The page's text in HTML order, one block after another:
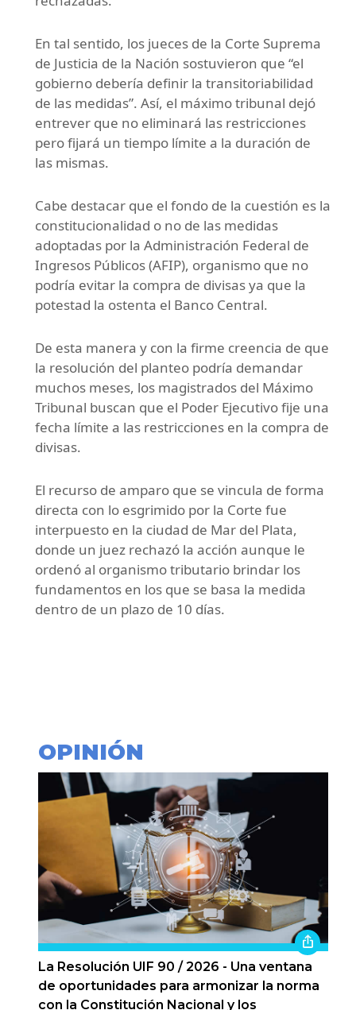
En tal sentido, los jueces de la Corte Suprema
de Justicia de la Nación sostuvieron que “el
gobierno debería definir la transitoriabilidad
de las medidas”. Así, el máximo tribunal dejó
entrever que no eliminará las restricciones
pero fijará un tiempo límite a la duración de
las mismas.
Cabe destacar que el fondo de la cuestión es la
constitucionalidad o no de las medidas
adoptadas por la Administración Federal de
Ingresos Públicos (AFIP), organismo que no
podría evitar la compra de divisas ya que la
potestad la ostenta el Banco Central.
De esta manera y con la firme creencia de que
la resolución del planteo podría demandar
muchos meses, los magistrados del Máximo
Tribunal buscan que el Poder Ejecutivo fije una
fecha límite a las restricciones en la compra de
divisas.
El recurso de amparo que se vincula de forma
directa con lo esgrimido por la Corte fue
interpuesto en la ciudad de Mar del Plata,
donde un juez rechazó la acción aunque le
ordenó al organismo tributario brindar los
fundamentos en los que se basa la medida
dentro de un plazo de 10 días.
OPINIÓN
La Resolución UIF 90 / 2026 - Una ventana
de oportunidades para armonizar la norma
con la Constitución Nacional y los